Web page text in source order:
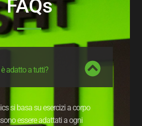
FAQs
è adatto a tutti?
si basa su esercizi a corpo
essere adattati a ogni